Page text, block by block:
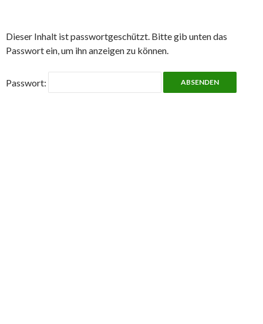
Dieser Inhalt ist passwortgeschützt. Bitte gib unten das
Passwort ein, um ihn anzeigen zu können.
Passwort: